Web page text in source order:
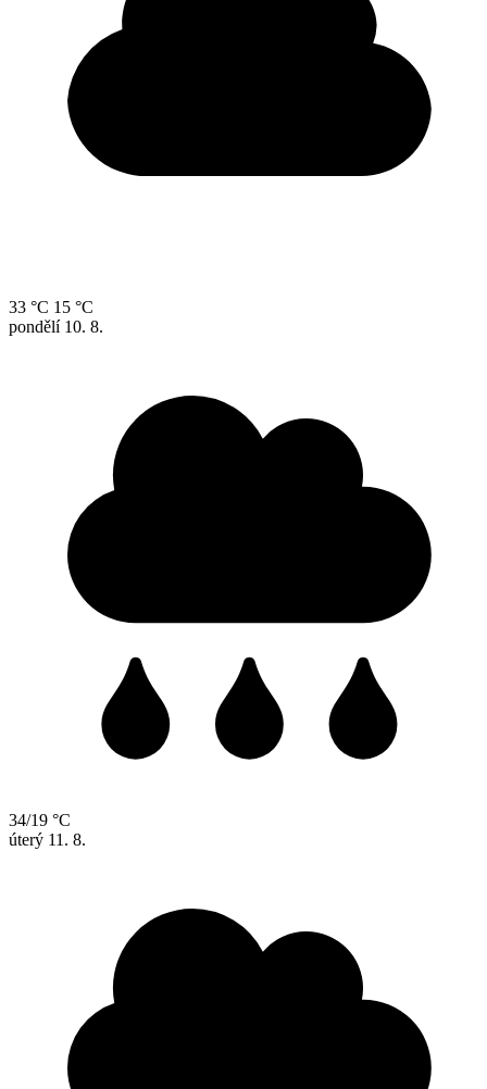
33 °C 15 °C
pondělí 10. 8.
34/19 °C
úterý 11. 8.